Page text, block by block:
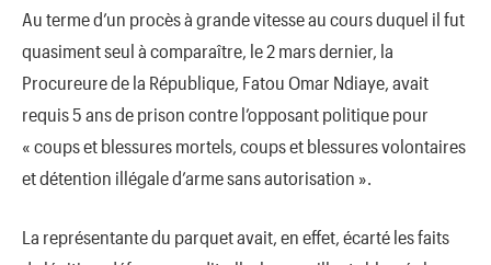
Au terme d’un procès à grande vitesse au cours duquel il fut
quasiment seul à comparaître, le 2 mars dernier, la
Procureure de la République, Fatou Omar Ndiaye, avait
requis 5 ans de prison contre l’opposant politique pour
« coups et blessures mortels, coups et blessures volontaires
et détention illégale d’arme sans autorisation ».
La représentante du parquet avait, en effet, écarté les faits